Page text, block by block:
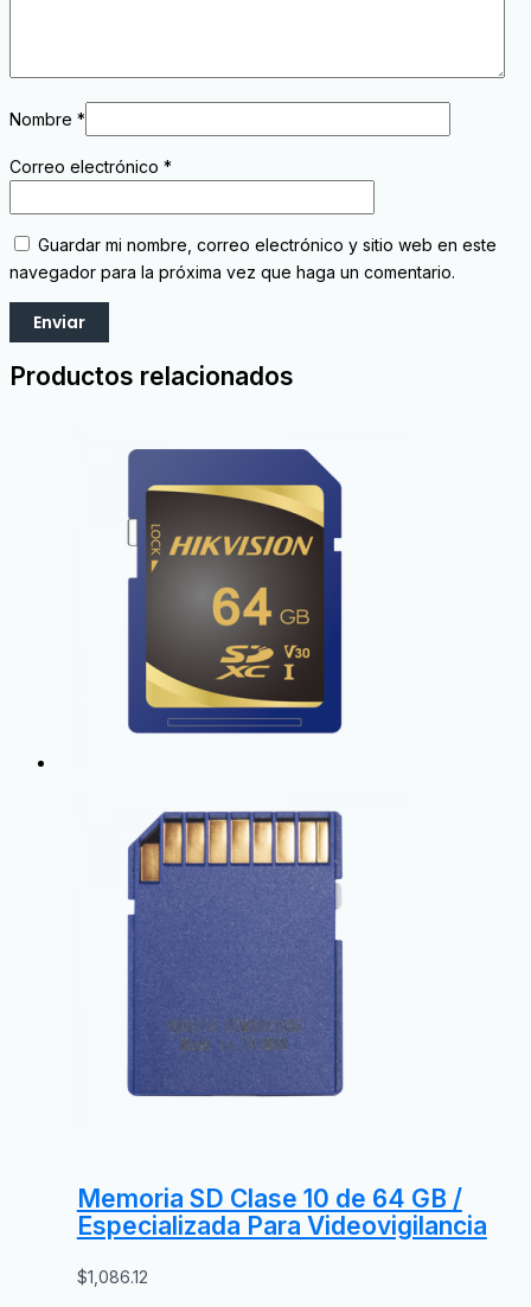
Nombre *
Correo electrónico *
Guardar mi nombre, correo electrónico y sitio web en este
navegador para la próxima vez que haga un comentario.
Productos relacionados
Memoria SD Clase 10 de 64 GB /
Especializada Para Videovigilancia
$1,086.12